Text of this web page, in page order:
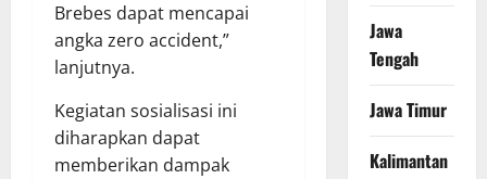
Brebes dapat mencapai
angka zero accident,”
lanjutnya.
Kegiatan sosialisasi ini
diharapkan dapat
memberikan dampak
Jawa
Tengah
Jawa Timur
Kalimantan